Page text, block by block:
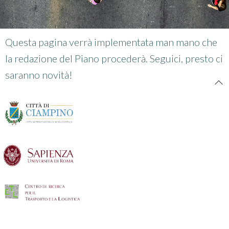
Questa pagina verrà implementata man mano che
la redazione del Piano procederà. Seguici, presto ci
saranno novità!